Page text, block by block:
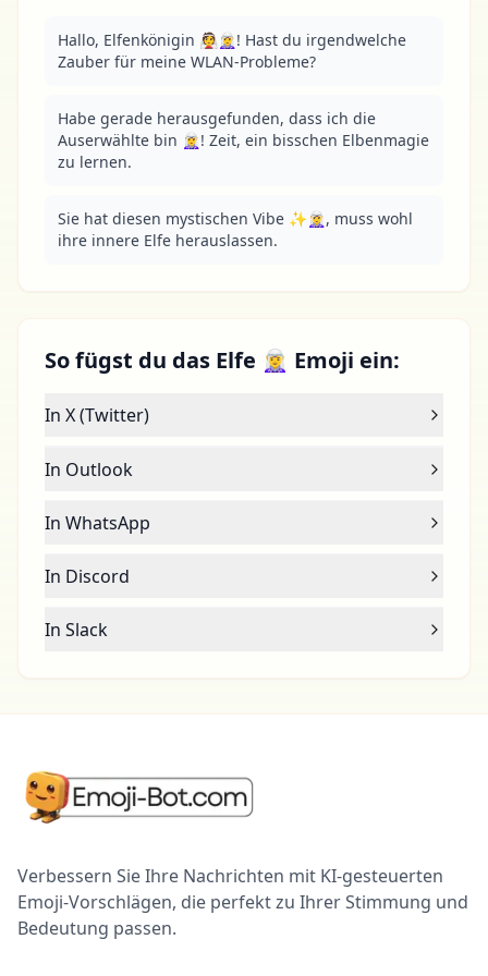
Hallo, Elfenkönigin 👰🧝‍♀️! Hast du irgendwelche
Zauber für meine WLAN-Probleme?
Habe gerade herausgefunden, dass ich die
Auserwählte bin 🧝‍♀️! Zeit, ein bisschen Elbenmagie
zu lernen.
Sie hat diesen mystischen Vibe ✨🧝‍♀️, muss wohl
ihre innere Elfe herauslassen.
So fügst du das Elfe 🧝‍♀️ Emoji ein:
In X (Twitter)
In Outlook
In WhatsApp
In Discord
In Slack
Verbessern Sie Ihre Nachrichten mit KI-gesteuerten
Emoji-Vorschlägen, die perfekt zu Ihrer Stimmung und
Bedeutung passen.